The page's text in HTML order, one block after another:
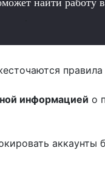
найти работу
информацией о
аккаунты